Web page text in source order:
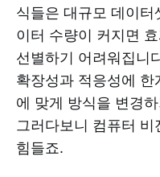
식들은 대규모 데이
이터 수량이 커지면
선별하기 어려워집니
확장성과 적응성에
에 맞게 방식을 변경
그러다보니 컴퓨터
힘들죠.